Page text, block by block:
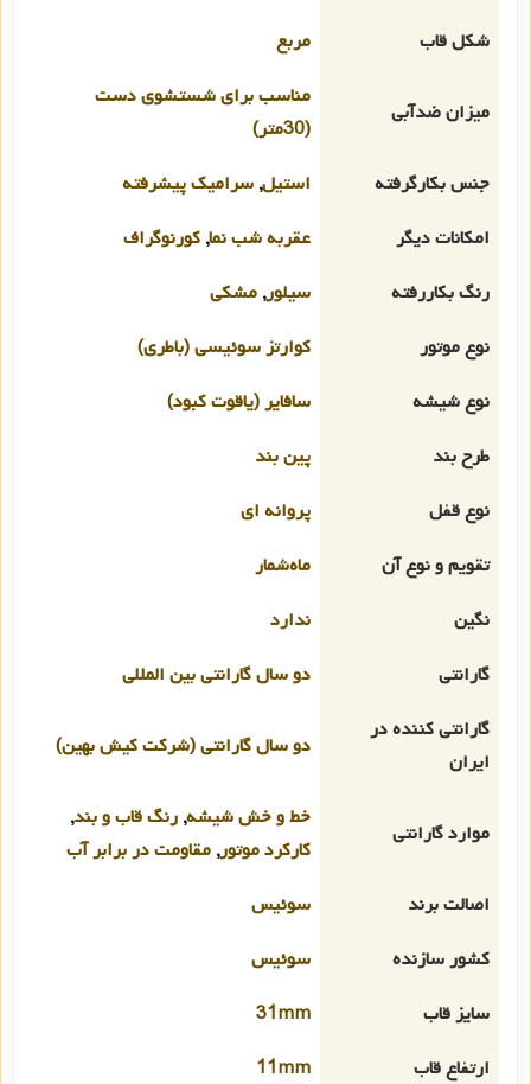
شکل قاب
مربع
میزان ضدآبی
مناسب برای شستشوی دست
(30متر)
جنس بکارگرفته
استیل, سرامیک پیشرفته
امکانات دیگر
عقربه شب نما, کورنوگراف
رنگ بکاررفته
سیلور, مشکی
نوع موتور
کوارتز سوئیسی (باطری)
نوع شیشه
سافایر (یاقوت کبود)
طرح بند
پین بند
نوع قفل
پروانه ای
تقویم و نوع آن
ماه‌شمار
نگین
ندارد
گارانتی
دو سال گارانتی بین المللی
گارانتی کننده در
ایران
دو سال گارانتی (شرکت کیش بهین)
موارد گارانتی
خط و خش شیشه, رنگ قاب و بند,
کارکرد موتور, مقاومت در برابر آب
اصالت برند
سوئیس
کشور سازنده
سوئیس
سایز قاب
31mm
ارتفاع قاب
11mm